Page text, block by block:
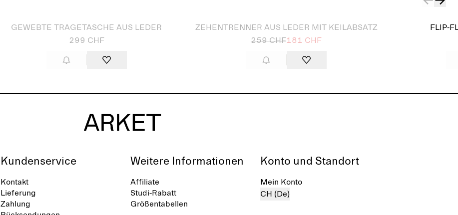
GEWEBTE TRAGETASCHE AUS LEDER
299 CHF
ZEHENTRENNER AUS LEDER MIT KEILABSATZ
259 CHF181 CHF
FLIP-
Kundenservice
Kontakt
Lieferung
Zahlung
Weitere Informationen
Affiliate
Studi-Rabatt
Größentabellen
Konto und Standort
Mein Konto
CH (De)